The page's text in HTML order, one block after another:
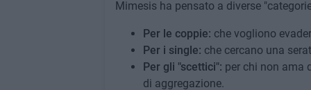
Mimesis ha pensato a diverse
Per le coppie: che vogliono
Per i single: che cercano una
Per gli "scettici": per chi non ama
di aggregazione.